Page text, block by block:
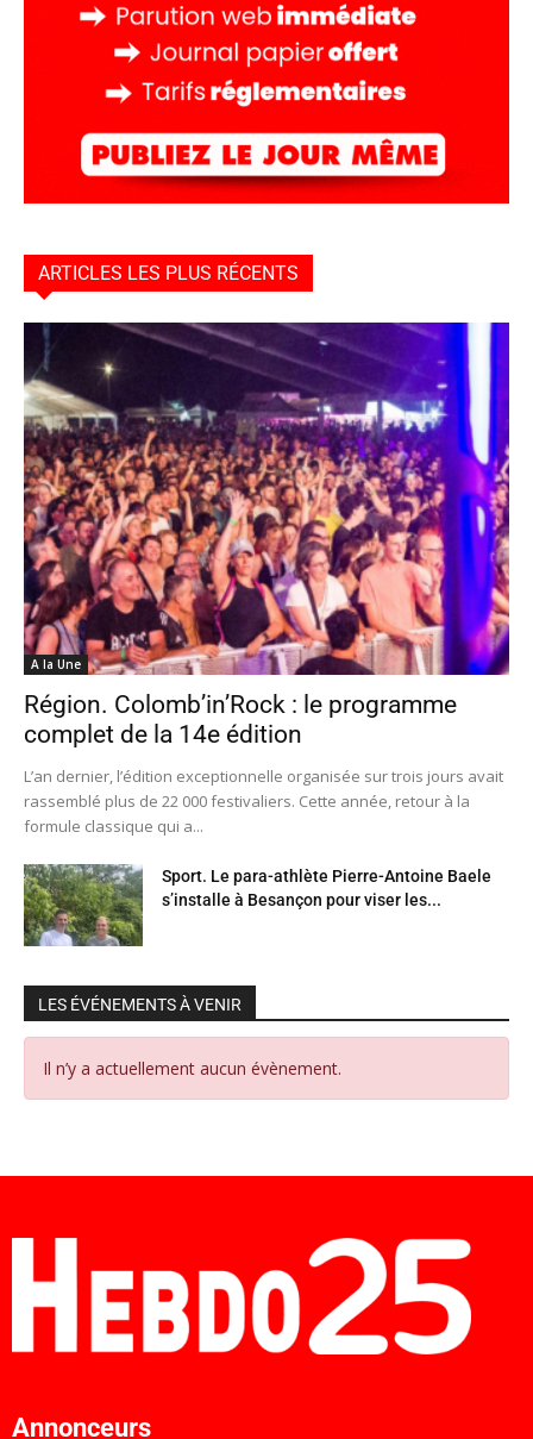
ARTICLES LES PLUS RÉCENTS
A la Une
Région. Colomb’in’Rock : le programme
complet de la 14e édition
L’an dernier, l’édition exceptionnelle organisée sur trois jours avait
rassemblé plus de 22 000 festivaliers. Cette année, retour à la
formule classique qui a...
Sport. Le para-athlète Pierre-Antoine Baele
s’installe à Besançon pour viser les...
LES ÉVÉNEMENTS À VENIR
Il n’y a actuellement aucun évènement.
Annonceurs